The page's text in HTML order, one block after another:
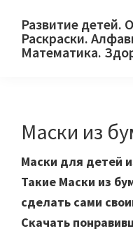
primary
main
primary
Развитие детей.
Раскраски.
Математика.
и
родителей.
Маски из
Маски для детей
Такие Маски из
сделать сами
Скачать